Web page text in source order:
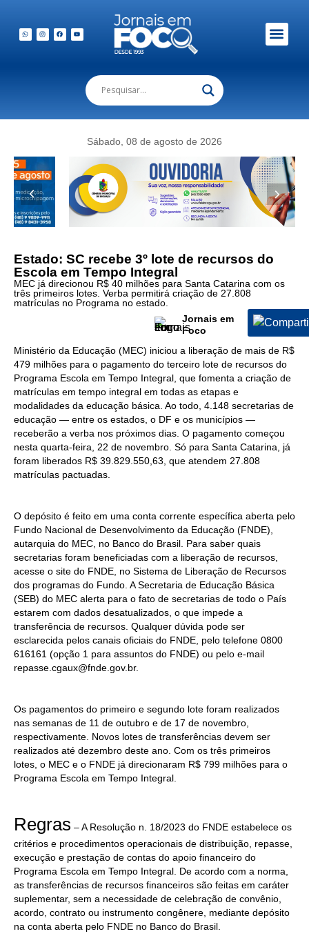
Sábado, 08 de agosto de 2026
Estado: SC recebe 3º lote de recursos do
Escola em Tempo Integral
MEC já direcionou R$ 40 milhões para Santa Catarina com os
três primeiros lotes. Verba permitirá criação de 27.808
matrículas no Programa no estado.
Jornais em
Foco
Ministério da Educação (MEC) iniciou a liberação de mais de R$
479 milhões para o pagamento do terceiro lote de recursos do
Programa Escola em Tempo Integral, que fomenta a criação de
matrículas em tempo integral em todas as etapas e
modalidades da educação básica. Ao todo, 4.148 secretarias de
educação — entre os estados, o DF e os municípios —
receberão a verba nos próximos dias. O pagamento começou
nesta quarta-feira, 22 de novembro. Só para Santa Catarina, já
foram liberados R$ 39.829.550,63, que atendem 27.808
matrículas pactuadas.
O depósito é feito em uma conta corrente específica aberta pelo
Fundo Nacional de Desenvolvimento da Educação (FNDE),
autarquia do MEC, no Banco do Brasil. Para saber quais
secretarias foram beneficiadas com a liberação de recursos,
acesse o site do FNDE, no Sistema de Liberação de Recursos
dos programas do Fundo. A Secretaria de Educação Básica
(SEB) do MEC alerta para o fato de secretarias de todo o País
estarem com dados desatualizados, o que impede a
transferência de recursos. Qualquer dúvida pode ser
esclarecida pelos canais oficiais do FNDE, pelo telefone 0800
616161 (opção 1 para assuntos do FNDE) ou pelo e-mail
repasse.cgaux@fnde.gov.br.
Os pagamentos do primeiro e segundo lote foram realizados
nas semanas de 11 de outubro e de 17 de novembro,
respectivamente. Novos lotes de transferências devem ser
realizados até dezembro deste ano. Com os três primeiros
lotes, o MEC e o FNDE já direcionaram R$ 799 milhões para o
Programa Escola em Tempo Integral.
Regras – A Resolução n. 18/2023 do FNDE estabelece os
critérios e procedimentos operacionais de distribuição, repasse,
execução e prestação de contas do apoio financeiro do
Programa Escola em Tempo Integral. De acordo com a norma,
as transferências de recursos financeiros são feitas em caráter
suplementar, sem a necessidade de celebração de convênio,
acordo, contrato ou instrumento congênere, mediante depósito
na conta aberta pelo FNDE no Banco do Brasil.